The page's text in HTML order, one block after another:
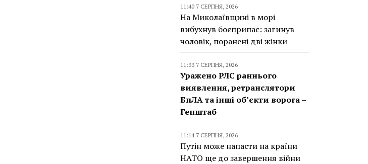
11:40 7 СЕРПНЯ, 2026
На Миколаївщині в морі
вибухнув боєприпас: загинув
чоловік, поранені дві жінки
11:33 7 СЕРПНЯ, 2026
Уражено РЛС раннього
виявлення, ретранслятори
БпЛА та інші об’єкти ворога –
Генштаб
11:14 7 СЕРПНЯ, 2026
Путін може напасти на країни
НАТО ще до завершення війни